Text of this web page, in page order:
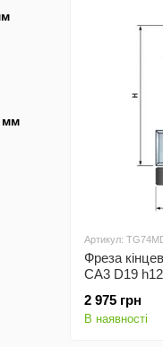
Артикул:
Фреза
CA3 D19
2 975 грн
В наявності
мм